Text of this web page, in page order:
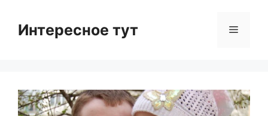
contentИнтересное тут Menu